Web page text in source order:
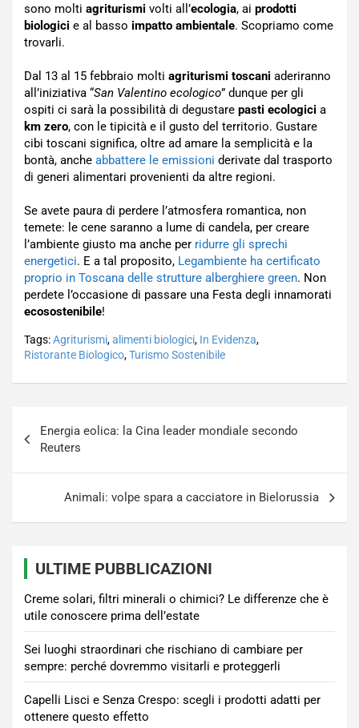
sono molti agriturismi volti all’ecologia, ai prodotti
biologici e al basso impatto ambientale. Scopriamo come
trovarli.
Dal 13 al 15 febbraio molti agriturismi toscani aderiranno
all’iniziativa “San Valentino ecologico” dunque per gli
ospiti ci sarà la possibilità di degustare pasti ecologici a
km zero, con le tipicità e il gusto del territorio. Gustare
cibi toscani significa, oltre ad amare la semplicità e la
bontà, anche abbattere le emissioni derivate dal trasporto
di generi alimentari provenienti da altre regioni.
Se avete paura di perdere l’atmosfera romantica, non
temete: le cene saranno a lume di candela, per creare
l’ambiente giusto ma anche per ridurre gli sprechi
energetici. E a tal proposito, Legambiente ha certificato
proprio in Toscana delle strutture alberghiere green. Non
perdete l’occasione di passare una Festa degli innamorati
ecosostenibile!
Tags:Agriturismi,alimenti biologici, In Evidenza,
Ristorante Biologico,Turismo Sostenibile
articoli
Energia eolica: la Cina leader mondiale secondo
Reuters
Animali: volpe spara a cacciatore in Bielorussia
ULTIME PUBBLICAZIONI
Creme solari, filtri minerali o chimici? Le differenze che è
utile conoscere prima dell’estate
Sei luoghi straordinari che rischiano di cambiare per
sempre: perché dovremmo visitarli e proteggerli
Capelli Lisci e Senza Crespo: scegli i prodotti adatti per
ottenere questo effetto